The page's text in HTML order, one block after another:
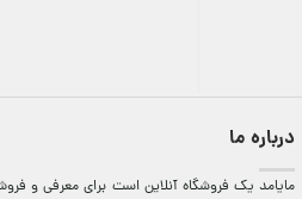
درباره ما
مایامد يک فروشگاه آنلاين است برای معرفی و